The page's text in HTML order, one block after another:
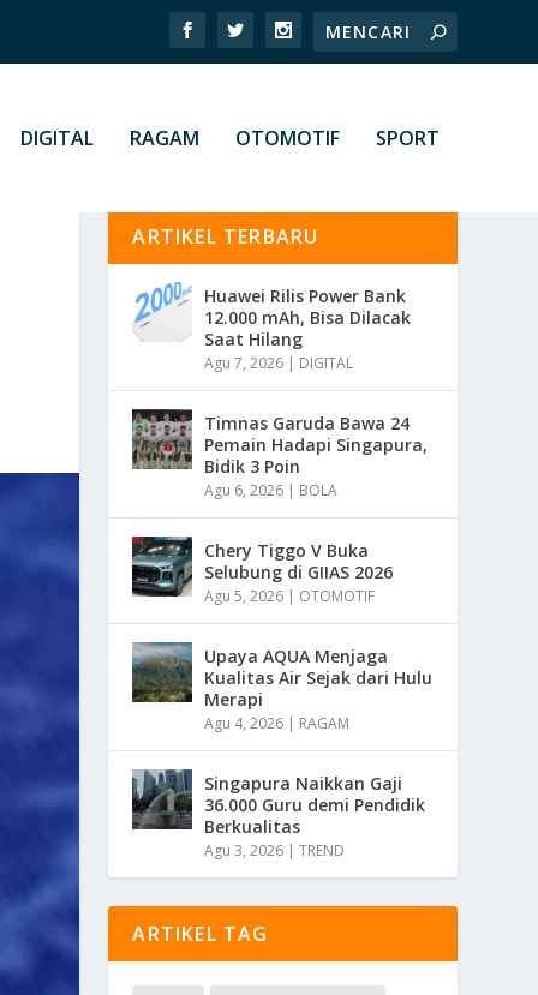
DIGITAL RAGAM OTOMOTIF SPORT
ARTIKEL TERBARU
Huawei Rilis Power Bank
12.000 mAh, Bisa Dilacak
Saat Hilang
Agu 7, 2026 | DIGITAL
Timnas Garuda Bawa 24
Pemain Hadapi Singapura,
Bidik 3 Poin
Agu 6, 2026 | BOLA
Chery Tiggo V Buka
Selubung di GIIAS 2026
Agu 5, 2026 | OTOMOTIF
Upaya AQUA Menjaga
Kualitas Air Sejak dari Hulu
Merapi
Agu 4, 2026 | RAGAM
Singapura Naikkan Gaji
36.000 Guru demi Pendidik
Berkualitas
Agu 3, 2026 |TREND
ARTIKEL TAG